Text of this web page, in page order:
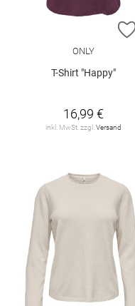
ONLY
T-Shirt "Happy"
16,99 €
inkl. MwSt. zzgl.Versand